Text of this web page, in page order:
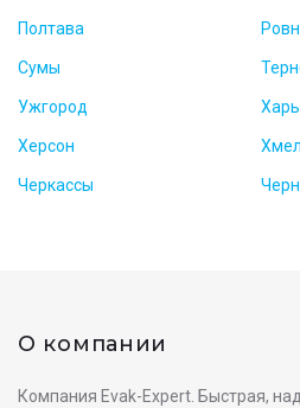
Полтава
Сумы
Ужгород
Херсон
Черкассы
О компании
Компания Evak-Expert. Быстрая,